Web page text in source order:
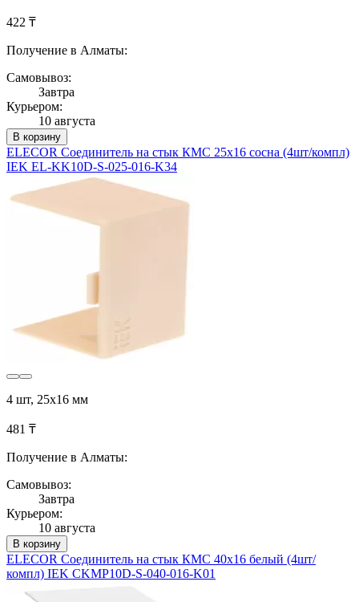
422 ₸
Получение в Алматы:
Самовывоз:
Завтра
Курьером:
10 августа
В корзину
ELECOR Соединитель на стык КМС 25х16 сосна (4шт/компл)
IEK EL-KK10D-S-025-016-K34
4 шт, 25х16 мм
481 ₸
Получение в Алматы:
Самовывоз:
Завтра
Курьером:
10 августа
В корзину
ELECOR Соединитель на стык КМС 40x16 белый (4шт/
компл) IEK CKMP10D-S-040-016-K01